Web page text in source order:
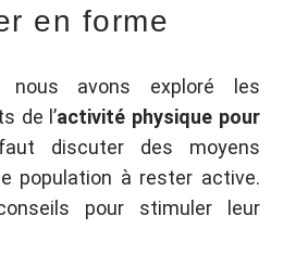
en forme
nous avons exploré les
de l’activité physique pour
discuter des moyens
population à rester active.
pour stimuler leur